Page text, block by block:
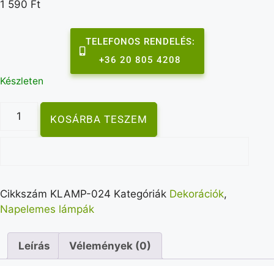
1 590 Ft
TELEFONOS RENDELÉS:
+36 20 805 4208
Készleten
KOSÁRBA TESZEM
Cikkszám KLAMP-024 Kategóriák Dekorációk,
Napelemes lámpák
Leírás Vélemények (0)